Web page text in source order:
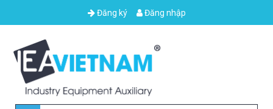
Đăng ký Đăng nhập